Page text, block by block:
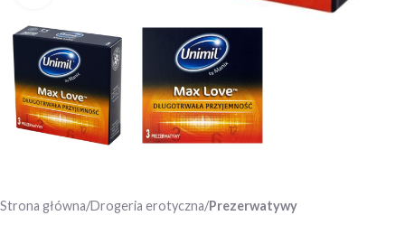
Strona główna Drogeria erotyczna Prezerwatywy